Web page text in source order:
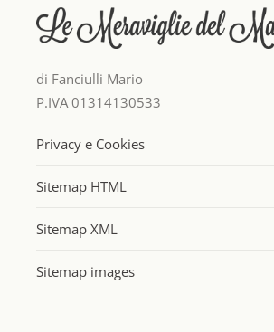
di Fanciulli Mario
P.IVA 01314130533
Privacy e Cookies
Sitemap HTML
Sitemap XML
Sitemap images